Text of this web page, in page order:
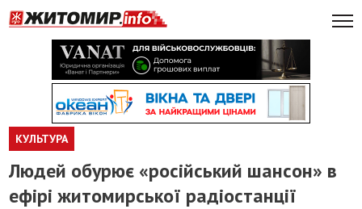
КУЛЬТУРА
Людей обурює «російський шансон» в
ефірі житомирської радіостанції